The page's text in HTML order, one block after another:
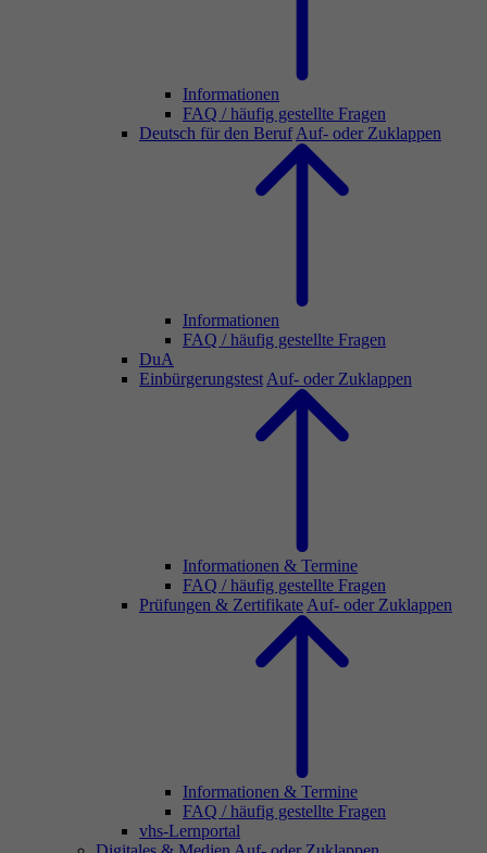
Informationen
FAQ / häufig gestellte Fragen
Deutsch für den Beruf Auf- oder Zuklappen
Informationen
FAQ / häufig gestellte Fragen
DuA
Einbürgerungstest Auf- oder Zuklappen
Informationen & Termine
FAQ / häufig gestellte Fragen
Prüfungen & Zertifikate Auf- oder Zuklappen
Informationen & Termine
FAQ / häufig gestellte Fragen
vhs-Lernportal